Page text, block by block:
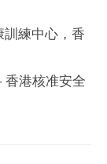
練中心，香
港核准安全